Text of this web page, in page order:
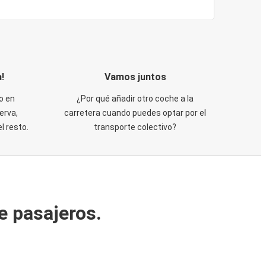
en
resto.
Vamos juntos
¿Por qué añadir otro coche a la
carretera cuando puedes optar por el
transporte colectivo?
pasajeros.